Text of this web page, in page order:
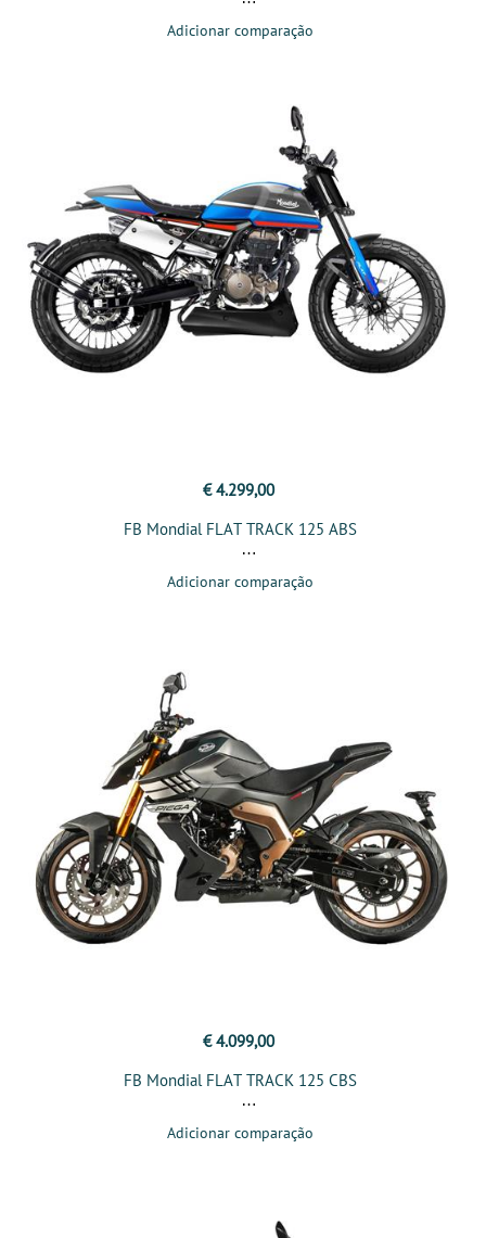
Adicionar comparação
€ 4.299,00
FB Mondial FLAT TRACK 125 ABS
Adicionar comparação
€ 4.099,00
FB Mondial FLAT TRACK 125 CBS
Adicionar comparação